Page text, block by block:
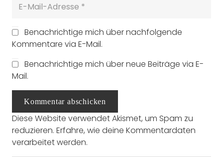
Benachrichtige mich über nachfolgende
Kommentare via E-Mail.
Benachrichtige mich über neue Beiträge via E-
Mail.
Kommentar abschicken
Diese Website verwendet Akismet, um Spam zu
reduzieren. Erfahre, wie deine Kommentardaten
verarbeitet werden.